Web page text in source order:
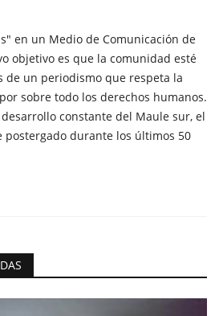
en un Medio de Comunicación de
objetivo es que la comunidad esté
de un periodismo que respeta la
sobre todo los derechos humanos.
constante del Maule sur, el
postergado durante los últimos 50